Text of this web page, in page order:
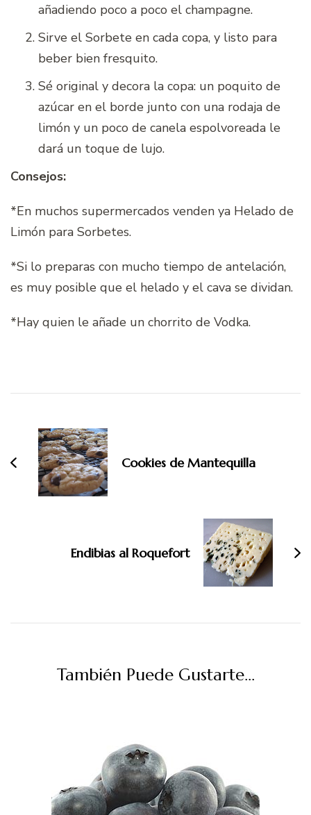
añadiendo poco a poco el champagne.
Sirve el Sorbete en cada copa, y listo para
beber bien fresquito.
Sé original y decora la copa: un poquito de
azúcar en el borde junto con una rodaja de
limón y un poco de canela espolvoreada le
dará un toque de lujo.
Consejos:
*En muchos supermercados venden ya Helado de
Limón para Sorbetes.
*Si lo preparas con mucho tiempo de antelación,
es muy posible que el helado y el cava se dividan.
*Hay quien le añade un chorrito de Vodka.
entradas
Cookies de Mantequilla
Endibias al Roquefort
También Puede Gustarte...